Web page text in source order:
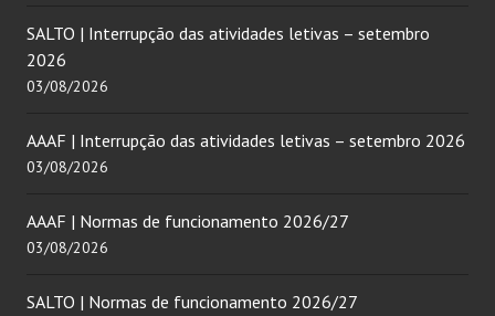
SALTO | Interrupção das atividades letivas – setembro
2026
03/08/2026
AAAF | Interrupção das atividades letivas – setembro 2026
03/08/2026
AAAF | Normas de funcionamento 2026/27
03/08/2026
SALTO | Normas de funcionamento 2026/27